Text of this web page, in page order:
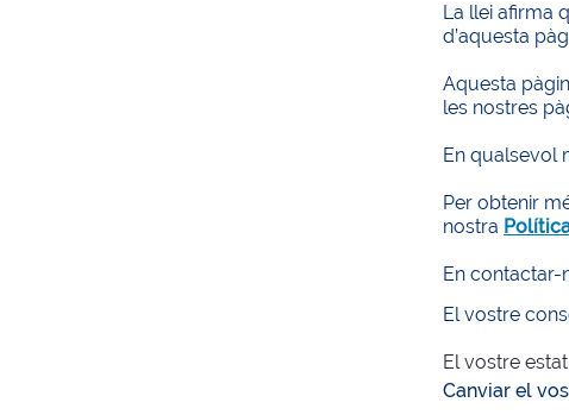
La llei afirma
d’aquesta
Aquesta
les nostres
En qualsevol
Per obtenir
nostra
En contactar-
El vostre
El vostre
Canviar el